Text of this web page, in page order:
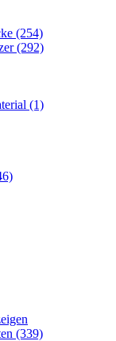
(254)
(292)
(1)
(339)